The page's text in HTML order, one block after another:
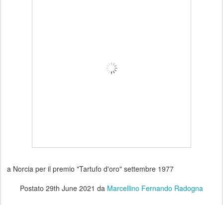
a Norcia per il premio "Tartufo d'oro" settembre 1977
Postato 29th June 2021 da Marcellino Fernando Radogna